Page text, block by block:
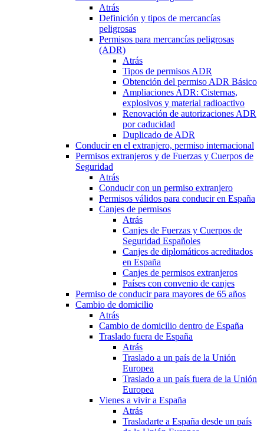
Atrás
Definición y tipos de mercancías
peligrosas
Permisos para mercancías peligrosas
(ADR)
Atrás
Tipos de permisos ADR
Obtención del permiso ADR Básico
Ampliaciones ADR: Cisternas,
explosivos y material radioactivo
Renovación de autorizaciones ADR
por caducidad
Duplicado de ADR
Conducir en el extranjero, permiso internacional
Permisos extranjeros y de Fuerzas y Cuerpos de
Seguridad
Atrás
Conducir con un permiso extranjero
Permisos válidos para conducir en España
Canjes de permisos
Atrás
Canjes de Fuerzas y Cuerpos de
Seguridad Españoles
Canjes de diplomáticos acreditados
en España
Canjes de permisos extranjeros
Países con convenio de canjes
Permiso de conducir para mayores de 65 años
Cambio de domicilio
Atrás
Cambio de domicilio dentro de España
Traslado fuera de España
Atrás
Traslado a un país de la Unión
Europea
Traslado a un país fuera de la Unión
Europea
Vienes a vivir a España
Atrás
Trasladarte a España desde un país